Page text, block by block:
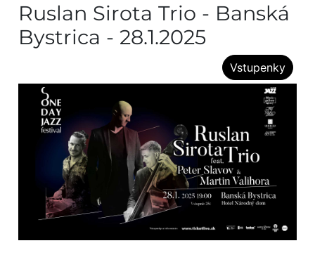
Ruslan Sirota Trio - Banská
Bystrica - 28.1.2025
Vstupenky